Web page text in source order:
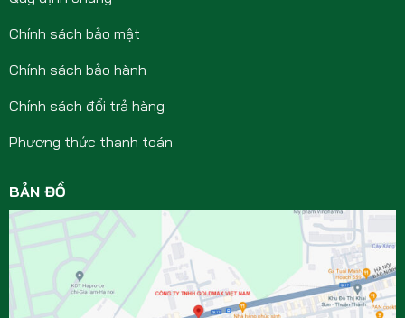
Chính sách bảo mật
Chính sách bảo hành
Chính sách đổi trả hàng
Phương thức thanh toán
BẢN ĐỒ